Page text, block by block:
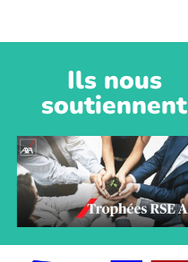
Ils nous
soutiennent